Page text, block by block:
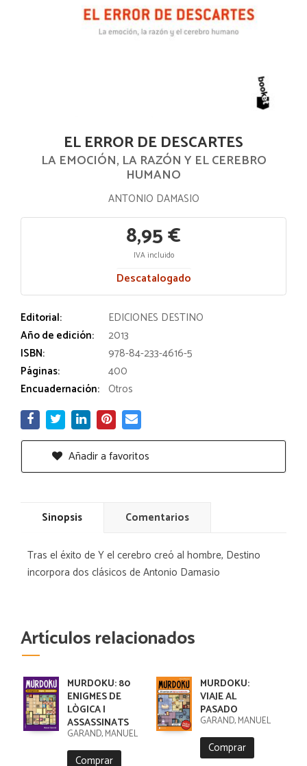
EL ERROR DE DESCARTES
LA EMOCIÓN, LA RAZÓN Y EL CEREBRO
HUMANO
ANTONIO DAMASIO
8,95 €
IVA incluido
Descatalogado
Editorial:
EDICIONES DESTINO
Año de edición:
2013
ISBN:
978-84-233-4616-5
Páginas:
400
Encuadernación: Otros
Añadir a favoritos
Sinopsis Comentarios
Tras el éxito de Y el cerebro creó al hombre, Destino
incorpora dos clásicos de Antonio Damasio
Artículos relacionados
MURDOKU: 80
ENIGMES DE
LÒGICA I
ASSASSINATS
GARAND, MANUEL
Comprar
MURDOKU:
VIAJE AL
PASADO
GARAND, MANUEL
Comprar